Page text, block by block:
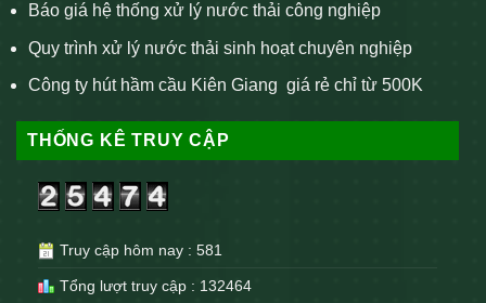
Báo giá hệ thống xử lý nước thải công nghiệp
Quy trình xử lý nước thải sinh hoạt chuyên nghiệp
Công ty hút hầm cầu Kiên Giang giá rẻ chỉ từ 500K
THỐNG KÊ TRUY CẬP
Truy cập hôm nay : 581
Tổng lượt truy cập : 132464